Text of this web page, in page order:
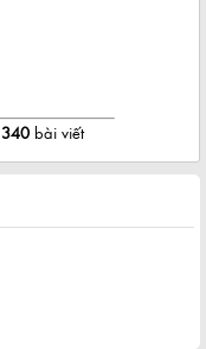
340 bài viết